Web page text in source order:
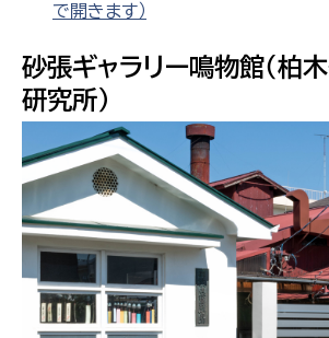
で開きます）
砂張ギャラリー鳴物館（柏
研究所）